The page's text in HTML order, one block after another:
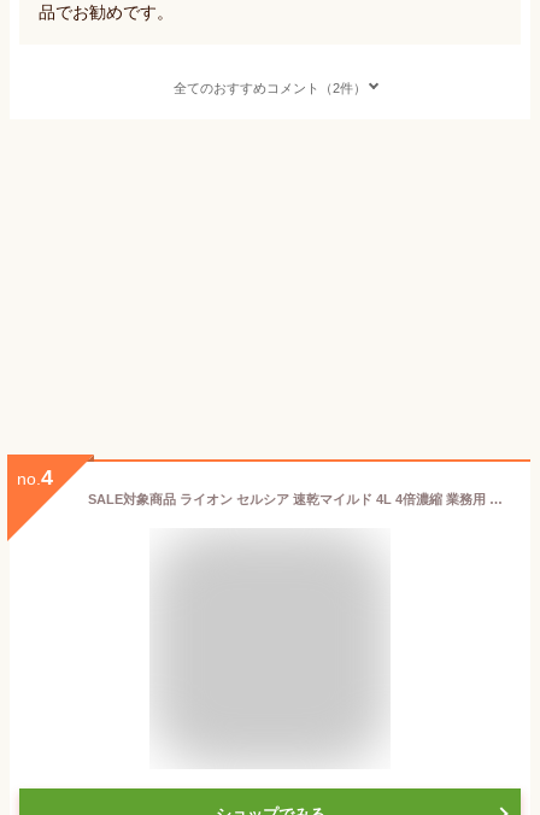
品でお勧めです。
全てのおすすめコメント（2件）
no. 4
SALE対象商品 ライオン セルシア 速乾マイルド 4L 4倍濃縮 業務用 大容量 詰め替え 食器洗剤 台所洗剤 濃縮 中性洗剤 野菜 果物 食器 調理器具 スポンジ除菌 キッチン 台所 コック付き 注ぎ口付き LION ライオンハイジーン